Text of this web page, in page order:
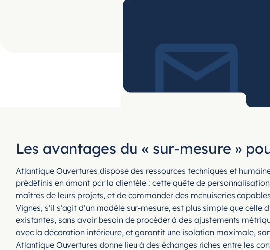
Les avantages du « sur-mesure »
Atlantique Ouvertures dispose des ressources techniques et
prédéfinis en amont par la clientèle : cette quête de
maîtres de leurs projets, et de commander des menuiseries
Vignes, s’il s’agit d’un modèle sur-mesure, est plus simple que
existantes, sans avoir besoin de procéder à des ajustements
avec la décoration intérieure, et garantit une isolation maximale,
Atlantique Ouvertures donne lieu à des échanges riches entre les